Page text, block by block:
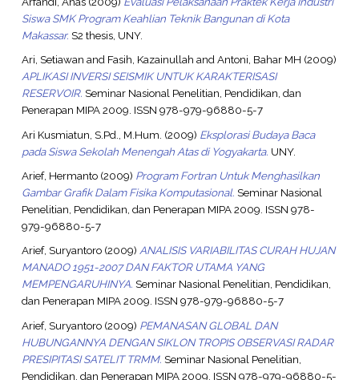
Siswa SMK Program Keahlian Teknik Bangunan di Kota
Makassar. S2 thesis, UNY.
Ari, Setiawan and Fasih, Kazainullah andAntoni, Bahar MH (2009)
APLIKASI INVERSI SEISMIK UNTUK KARAKTERISASI
RESERVOIR. Seminar Nasional Penelitian, Pendidikan, dan
Penerapan MIPA 2009. ISSN 978-979-96880-5-7
Ari Kusmiatun, S.Pd., M.Hum. (2009) Eksplorasi Budaya Baca
pada Siswa Sekolah Menengah Atas di Yogyakarta. UNY.
Arief, Hermanto(2009) Program Fortran Untuk Menghasilkan
Gambar Grafik Dalam Fisika Komputasional. Seminar Nasional
Penelitian, Pendidikan, dan Penerapan MIPA 2009. ISSN 978-
979-96880-5-7
Arief, Suryantoro(2009) ANALISIS VARIABILITAS CURAH HUJAN
MANADO 1951-2007 DAN FAKTOR UTAMA YANG
MEMPENGARUHINYA. Seminar Nasional Penelitian, Pendidikan,
dan Penerapan MIPA 2009. ISSN 978-979-96880-5-7
Arief, Suryantoro(2009) PEMANASAN GLOBAL DAN
HUBUNGANNYA DENGAN SIKLON TROPIS OBSERVASI RADAR
PRESIPITASI SATELIT TRMM. Seminar Nasional Penelitian,
Pendidikan, dan Penerapan MIPA 2009. ISSN 978-979-96880-5-